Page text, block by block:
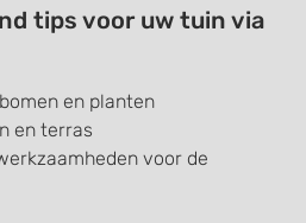
tips voor uw tuin via
en planten
en terras
voor de